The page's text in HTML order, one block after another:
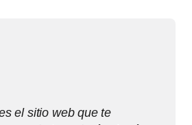
el sitio web que te